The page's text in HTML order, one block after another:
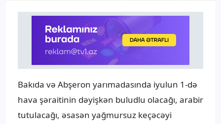
Bakıda və Abşeron yarımadasında iyulun 1-də
hava şəraitinin dəyişkən buludlu olacağı, arabir
tutulacağı, əsasən yağmursuz keçəcəyi